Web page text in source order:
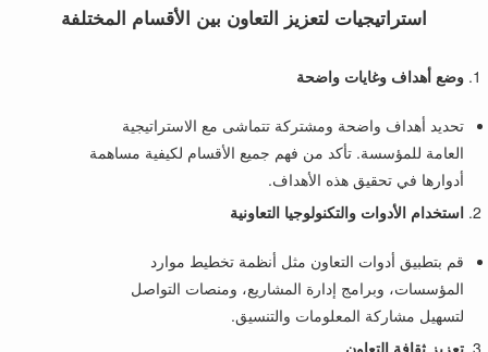
استراتيجيات لتعزيز التعاون بين الأقسام المختلفة
وضع أهداف وغايات واضحة
تحديد أهداف واضحة ومشتركة تتماشى مع الاستراتيجية
العامة للمؤسسة. تأكد من فهم جميع الأقسام لكيفية مساهمة
أدوارها في تحقيق هذه الأهداف.
استخدام الأدوات والتكنولوجيا التعاونية
قم بتطبيق أدوات التعاون مثل أنظمة تخطيط موارد
المؤسسات، وبرامج إدارة المشاريع، ومنصات التواصل
لتسهيل مشاركة المعلومات والتنسيق.
تعزيز ثقافة التعاون